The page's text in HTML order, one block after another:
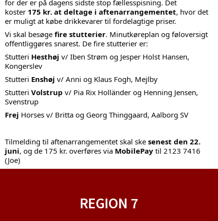
for der er på dagens sidste stop fællesspisning. Det
koster 175 kr. at deltage i aftenarrangementet, hvor det
er muligt at købe drikkevarer til fordelagtige priser.
Vi skal besøge fire stutterier. Minutkøreplan og føloversigt
offentliggøres snarest. De fire stutterier er:
Stutteri Hesthøj v/ Iben Strøm og Jesper Holst Hansen,
Kongerslev
Stutteri Enshøj v/ Anni og Klaus Fogh, Mejlby
Stutteri Volstrup v/ Pia Rix Holländer og Henning Jensen,
Svenstrup
Frej Horses v/ Britta og Georg Thinggaard, Aalborg SV
Tilmelding til aftenarrangementet skal ske senest den 22.
juni, og de 175 kr. overføres via MobilePay til 2123 7416
(Joe)
REGION 7